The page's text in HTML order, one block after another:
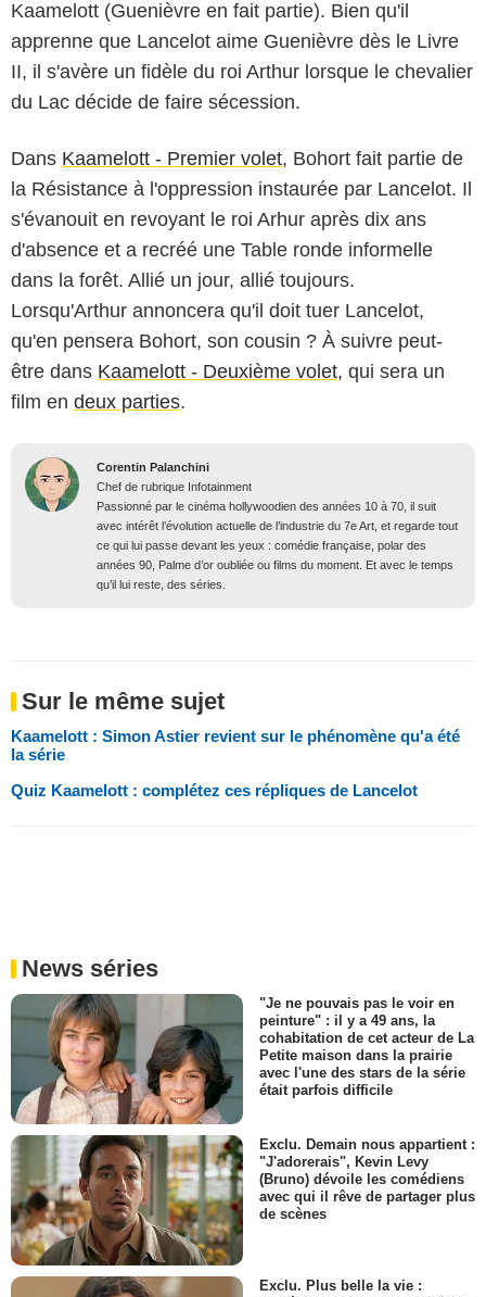
Kaamelott (Guenièvre en fait partie). Bien qu'il
apprenne que Lancelot aime Guenièvre dès le Livre
II, il s'avère un fidèle du roi Arthur lorsque le chevalier
du Lac décide de faire sécession.
Dans Kaamelott - Premier volet, Bohort fait partie de
la Résistance à l'oppression instaurée par Lancelot. Il
s'évanouit en revoyant le roi Arhur après dix ans
d'absence et a recréé une Table ronde informelle
dans la forêt. Allié un jour, allié toujours.
Lorsqu'Arthur annoncera qu'il doit tuer Lancelot,
qu'en pensera Bohort, son cousin ? À suivre peut-
être dans Kaamelott - Deuxième volet, qui sera un
film en deux parties.
Corentin Palanchini
Chef de rubrique Infotainment
Passionné par le cinéma hollywoodien des années 10 à 70, il suit
avec intérêt l’évolution actuelle de l’industrie du 7e Art, et regarde tout
ce qui lui passe devant les yeux : comédie française, polar des
années 90, Palme d’or oubliée ou films du moment. Et avec le temps
qu’il lui reste, des séries.
Sur le même sujet
Kaamelott : Simon Astier revient sur le phénomène qu'a été
la série
Quiz Kaamelott : complétez ces répliques de Lancelot
News séries
"Je ne pouvais pas le voir en
peinture" : il y a 49 ans, la
cohabitation de cet acteur de La
Petite maison dans la prairie
avec l'une des stars de la série
était parfois difficile
Exclu. Demain nous appartient :
"J'adorerais", Kevin Levy
(Bruno) dévoile les comédiens
avec qui il rêve de partager plus
de scènes
Exclu. Plus belle la vie :